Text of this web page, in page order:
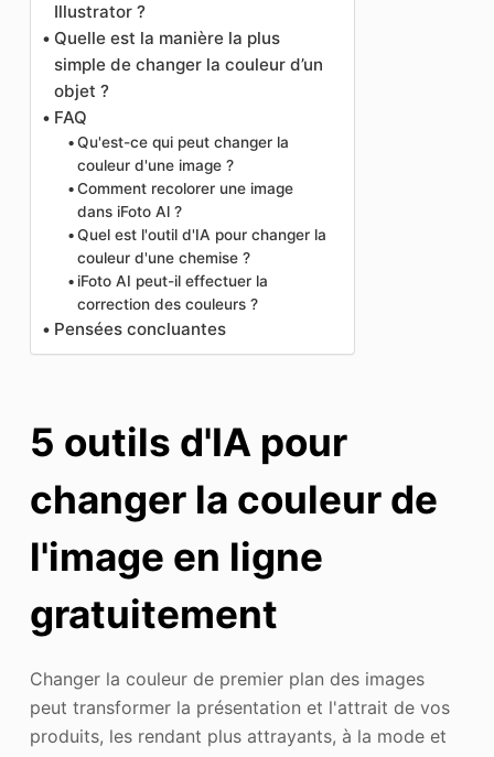
Illustrator ?
Quelle est la manière la plus
simple de changer la couleur d’un
objet ?
FAQ
Qu'est-ce qui peut changer la
couleur d'une image ?
Comment recolorer une image
dans iFoto Al ?
Quel est l'outil d'IA pour changer la
couleur d'une chemise ?
iFoto AI peut-il effectuer la
correction des couleurs ?
Pensées concluantes
5 outils d'IA pour
changer la couleur de
l'image en ligne
gratuitement
Changer la couleur de premier plan des images
peut transformer la présentation et l'attrait de vos
produits, les rendant plus attrayants, à la mode et